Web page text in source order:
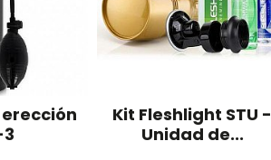
Kit Fleshlight STU -
Unidad de...